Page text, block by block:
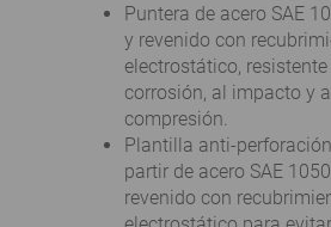
Puntera de acero SAE
y revenido con
electrostático, resistente
corrosión, al impacto y
compresión.
Plantilla anti-
partir de acero SAE
revenido con